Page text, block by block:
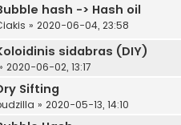
hash -> Hash oil
» 2020-06-04, 23:58
sidabras (DIY)
2020-06-02, 13:17
Sifting
» 2020-05-13, 14:10